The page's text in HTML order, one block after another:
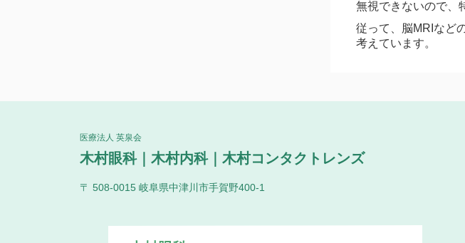
無視できないので、
従って、脳MRIなど
考えています。
医療法人 英泉会
木村眼科｜木村内科｜木村コンタクトレンズ
〒 508-0015 岐阜県中津川市手賀野400-1